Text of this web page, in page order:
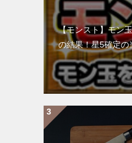
【モンスト】モン
の結果！星5確定の